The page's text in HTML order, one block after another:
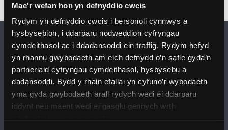
Mae'r wefan hon yn defnyddio cwcis
Rydym yn defnyddio cwcis i bersonoli cynnwys a
hysbysebion, i ddarparu nodweddion cyfryngau
cymdeithasol ac i ddadansoddi ein traffig. Rydym hefyd
yn rhannu gwybodaeth am eich defnydd o’n safle gyda’n
partneriaid cyfryngau cymdeithasol, hysbysebu a
dadansoddi. Bydd y rhain efallai yn cyfuno’r wybodaeth
yma gyda gwybodaeth arall rydych wedi ei ddarparu
iddynt neu maent wedi ei gasglu gennych wrth
DILYNWCH NI